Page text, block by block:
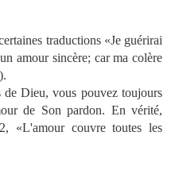
traductions «Je guérirai
amour sincère; car ma colère
de Dieu, vous pouvez toujours
de Son pardon. En vérité,
«L'amour couvre toutes les